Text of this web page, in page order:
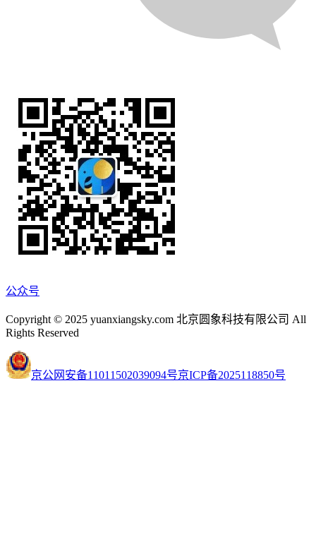
公众号
Copyright © 2025 yuanxiangsky.com 北京圆象科技有限公司 All
Rights Reserved
京公网安备11011502039094号京ICP备2025118850号